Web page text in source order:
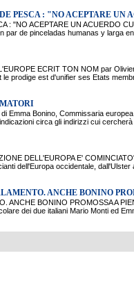
PESCA : "NO ACEPTARE UN
: "NO ACEPTARE UN ACUERDO
par de pinceladas humanas y larga
ECRIT TON NOM par
prodige est d'unifier ses Etats
Emma Bonino, Commissaria
circa gli indirizzi cui
DELL'EUROPA E'
dell'Europa occidentale, dall'Ulster
ANCHE BONINO
ANCHE BONINO PROMOSSA A
dei due italiani Mario Monti ed